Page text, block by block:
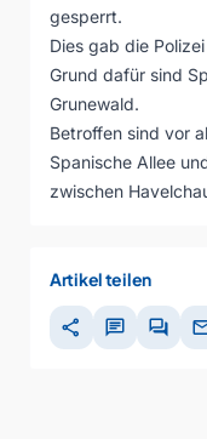
gesperrt.
Dies gab die
Grund dafür sind
Grunewald.
Betroffen sind vor
Spanische Allee
zwischen
Artikel teilen
share chat forum